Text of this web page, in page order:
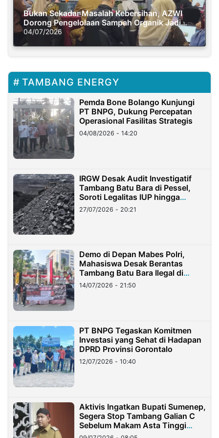
Bukan Sekadar Masalah Kebersihan, AZWI
Dorong Pengelolaan Sampah Organik Jadi
Solusi Krisis Iklim
04/07/2026
TAMBANG ENERGY
Pemda Bone Bolango Kunjungi
PT BNPG, Dukung Percepatan
Operasional Fasilitas Strategis
04/08/2026 - 14:20
IRGW Desak Audit Investigatif
Tambang Batu Bara di Pessel,
Soroti Legalitas IUP hingga
Stockpile
27/07/2026 - 20:21
Demo di Depan Mabes Polri,
Mahasiswa Desak Berantas
Tambang Batu Bara Ilegal di
Lampung
14/07/2026 - 21:50
PT BNPG Tegaskan Komitmen
Investasi yang Sehat di Hadapan
DPRD Provinsi Gorontalo
12/07/2026 - 10:40
Aktivis Ingatkan Bupati Sumenep,
Segera Stop Tambang Galian C
Sebelum Makam Asta Tinggi
Longsor